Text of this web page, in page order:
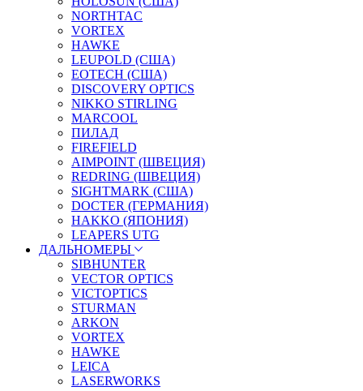
NORTHTAC
VORTEX
HAWKE
LEUPOLD (США)
EOTECH (США)
DISCOVERY OPTICS
NIKKO STIRLING
MARCOOL
ПИЛАД
FIREFIELD
AIMPOINT (ШВЕЦИЯ)
REDRING (ШВЕЦИЯ)
SIGHTMARK (США)
DOCTER (ГЕРМАНИЯ)
HAKKO (ЯПОНИЯ)
LEAPERS UTG
ДАЛЬНОМЕРЫ
SIBHUNTER
VECTOR OPTICS
VICTOPTICS
STURMAN
ARKON
VORTEX
HAWKE
LEICA
LASERWORKS